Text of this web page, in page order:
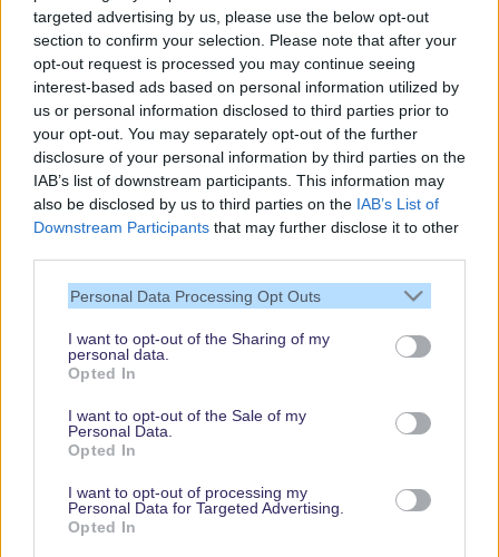
targeted advertising by us, please use the below opt-out
section to confirm your selection. Please note that after your
opt-out request is processed you may continue seeing
interest-based ads based on personal information utilized by
us or personal information disclosed to third parties prior to
your opt-out. You may separately opt-out of the further
disclosure of your personal information by third parties on the
IAB’s list of downstream participants. This information may
also be disclosed by us to third parties on the IAB’s List of
Downstream Participants that may further disclose it to other
Personal Data Processing Opt Outs
I want to opt-out of the Sharing of my
personal data.
Opted In
I want to opt-out of the Sale of my
Personal Data.
Opted In
I want to opt-out of processing my
Personal Data for Targeted Advertising.
Opted In
Vielen Dank,
dass Du unsere
Schau regelmäßig
Disneyland Paris & Walt Disney World und ist unabhängig von "The Walt
Disney Company", "EuroDisney S.C.A." oder deren Tochter- sowie
Partnerunternehmen.
* Affiliate-Links, ** Ausgewählte Anreisedaten, Hotels und Zimmerkategorien. Es